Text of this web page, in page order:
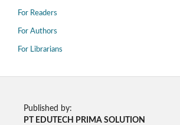
For Readers
For Authors
For Librarians
Published by:
PT EDUTECH PRIMA SOLUTION